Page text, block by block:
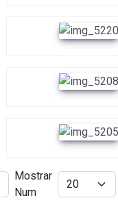
Mostrar
Num